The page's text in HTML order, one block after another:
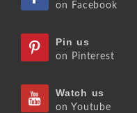
on Facebook
Pin us
on Pinterest
Watch us
on Youtube